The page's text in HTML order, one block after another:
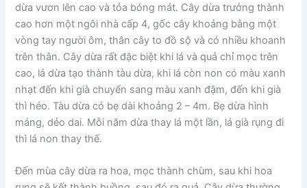
dừa vươn lên cao và tỏa bóng mát. Cây dừa trưởng thành
cao hơn một ngôi nhà cấp 4, gốc cây khoảng bằng một
vòng tay người ôm, thân cây to đồ sộ và có nhiều khoanh
trên thân. Cây dừa rất đặc biệt khi lá và quả chỉ mọc trên
cao, lá dừa tạo thành tàu dừa, khi lá còn non có màu xanh
nhạt đến khi già chuyển sang màu xanh đậm, đến khi già
thì héo. Tàu dừa có bẹ dài khoảng 2 – 4m. Bẹ dừa hình
máng, dẻo dai. Mỗi năm dừa thay lá một lần, lá già rụng đi
thì lá non thay thế.
Đến mùa cây dừa ra hoa, mọc thành chùm, sau khi hoa